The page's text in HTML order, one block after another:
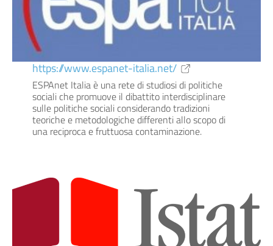
https://www.espanet-italia.net/
ESPAnet Italia è una rete di studiosi di politiche
sociali che promuove il dibattito interdisciplinare
sulle politiche sociali considerando tradizioni
teoriche e metodologiche differenti allo scopo di
una reciproca e fruttuosa contaminazione.